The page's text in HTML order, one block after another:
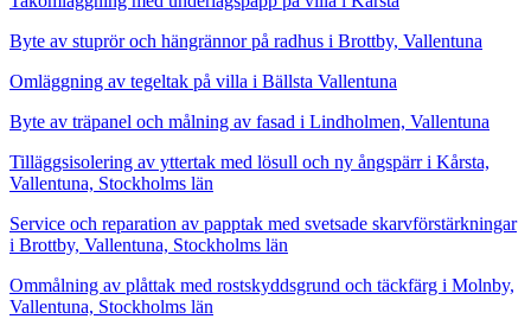
Byte av stuprör och hängrännor på radhus i Brottby, Vallentuna
Omläggning av tegeltak på villa i Bällsta Vallentuna
Byte av träpanel och målning av fasad i Lindholmen, Vallentuna
Tilläggsisolering av yttertak med lösull och ny ångspärr i Kårsta,
Vallentuna, Stockholms län
Service och reparation av papptak med svetsade skarvförstärkningar
i Brottby, Vallentuna, Stockholms län
Ommålning av plåttak med rostskyddsgrund och täckfärg i Molnby,
Vallentuna, Stockholms län